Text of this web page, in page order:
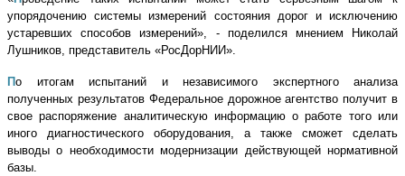
упорядочению системы измерений состояния дорог и исключению
устаревших способов измерений», - поделился мнением Николай
Лушников, представитель «РосДорНИИ».
По итогам испытаний и независимого экспертного анализа
полученных результатов Федеральное дорожное агентство получит в
свое распоряжение аналитическую информацию о работе того или
иного диагностического оборудования, а также сможет сделать
выводы о необходимости модернизации действующей нормативной
базы.